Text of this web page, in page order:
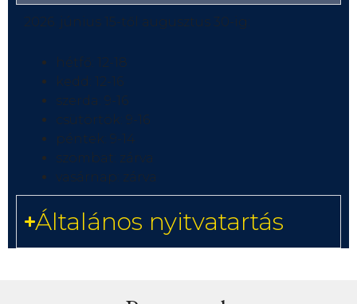
2026. június 15-től augusztus 30-ig:
hétfő: 12-18
kedd: 12-16
szerda: 9-16
csütörtök: 9-16
péntek: 9-14
szombat: zárva
vasárnap: zárva
Általános nyitvatartás